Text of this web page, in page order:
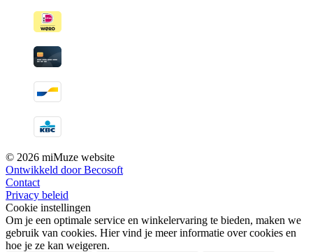
© 2026 miMuze website
Ontwikkeld door Becosoft
Contact
Privacy beleid
Cookie instellingen
Om je een optimale service en winkelervaring te bieden, maken we
gebruik van cookies. Hier vind je meer informatie over cookies en
hoe je ze kan weigeren.